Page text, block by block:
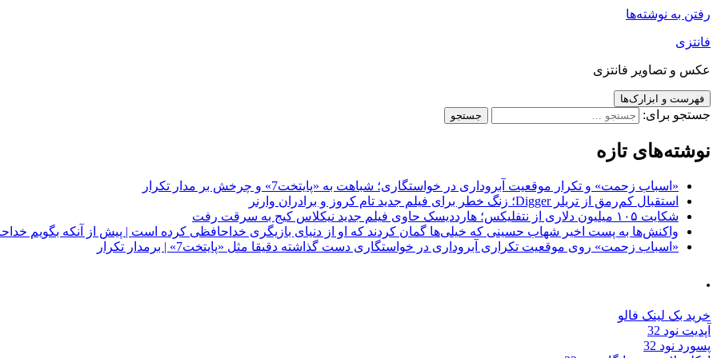
رفتن به نوشته‌ها
فانتزی
عکس و تصاویر فانتزی
فهرست و ابزارک‌ها
جستجو برای:
نوشته‌های تازه
«اسباب زحمت» و تکرار موقعیت آبروداری در خواستگاری؛ شباهت به «پایتخت7» و چرخش بر مدار تکرار
استقبال کم‌رمق از تریلر Digger؛ زنگ خطر برای فیلم جدید تام کروز و برادران وارنر
شکایت ۱۰۵ میلیون دلاری از نتفلیکس؛ هارددیسک حاوی فیلم جدید نیکلاس کیج به سرقت رفت
واکنش‌ها به پست اخیر شهاب حسینی که خیلی‌ها گمان کردند که او از دنیای بازیگری خداحافظی کرده است | پیش از آنکه بگویم
«اسباب زحمت» روی موقعیت تکراری آبروداری در خواستگاری دست گذاشته دقیقا مثل «پایتخت7» | برمدار تکرار
.
خرید بک لینک فالو
آپدیت نود 32
پسورد نود 32